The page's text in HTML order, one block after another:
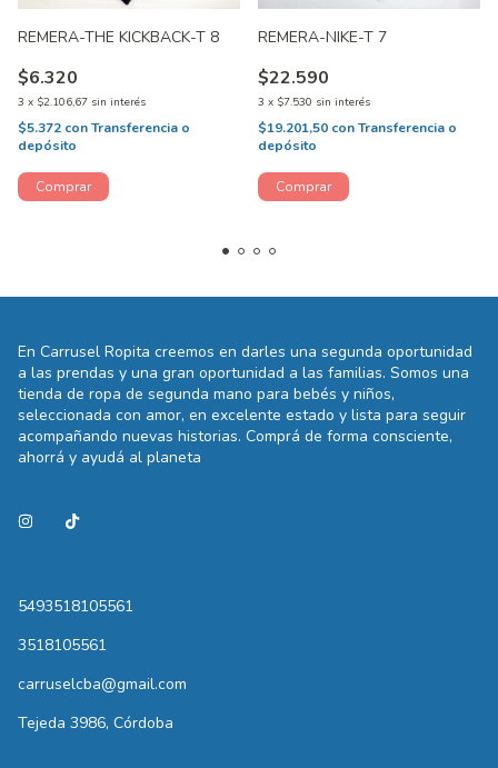
REMERA-THE KICKBACK-T 8
$6.320
3 x $2.106,67 sin interés
$5.372 conTransferencia o
depósito
REMERA-NIKE-T 7
$22.590
3 x $7.530 sin interés
$19.201,50 conTransferencia o
depósito
En Carrusel Ropita creemos en darles una segunda oportunidad
a las prendas y una gran oportunidad a las familias. Somos una
tienda de ropa de segunda mano para bebés y niños,
seleccionada con amor, en excelente estado y lista para seguir
acompañando nuevas historias. Comprá de forma consciente,
ahorrá y ayudá al planeta
5493518105561
3518105561
carruselcba@gmail.com
Tejeda 3986, Córdoba